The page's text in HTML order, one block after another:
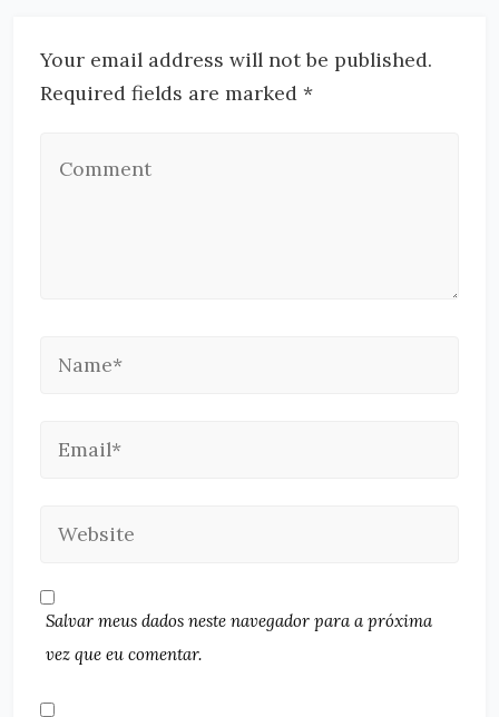
Your email address will not be published.
Required fields are marked *
Salvar meus dados neste navegador para a próxima
vez que eu comentar.